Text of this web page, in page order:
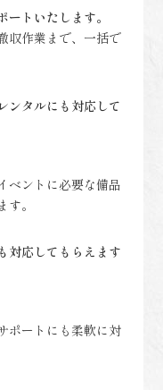
トいたします。
収作業まで、一括で
ンタルにも対応して
ベントに必要な備品
。
対応してもらえます
ポートにも柔軟に対